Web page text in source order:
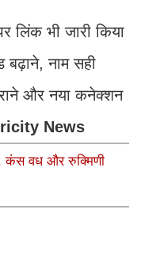
लिंक भी जारी किया
नाम सही
और नया कनेक्शन
News
कंस वध और रुक्मिणी